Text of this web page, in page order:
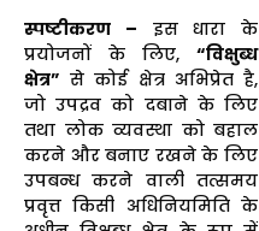
स्पष्टीकरण – इस धारा के
प्रयोजनों के लिए, “विक्षुब्ध
क्षेत्र” से कोई क्षेत्र अभिप्रेत है,
जो उपद्रव को दबाने के लिए
तथा लोक व्यवस्था को बहाल
करने और बनाए रखने के लिए
उपबन्ध करने वाली तत्समय
प्रवृत्त किसी अधिनियमिति के